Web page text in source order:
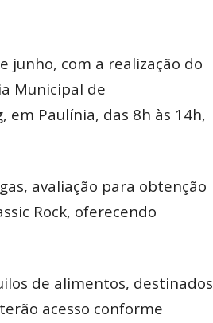
junho, com a realização do
Municipal de
em Paulínia, das 8h às 14h,
avaliação para obtenção
Rock, oferecendo
de alimentos, destinados
acesso conforme